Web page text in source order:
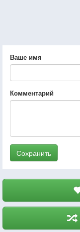
Ваше имя
Комментарий
Сохранить